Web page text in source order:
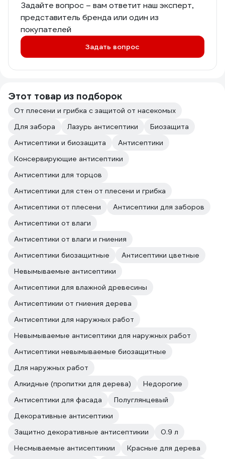
Задайте вопрос – вам ответит наш эксперт,
представитель бренда или один из
покупателей
Задать вопрос
Этот товар из подборок
От плесени и грибка с защитой от насекомых
Для забора
Лазурь антисептики
Биозащита
Антисептики и биозащита
Антисептики
Консервирующие антисептики
Антисептики для торцов
Антисептики для стен от плесени и грибка
Антисептики от плесени
Антисептики для заборов
Антисептики от влаги
Антисептики от влаги и гниения
Антисептики биозащитные
Антисептики цветные
Невымываемые антисептики
Антисептики для влажной древесины
Антисептикии от гниения дерева
Антисептики для наружных работ
Невымываемые антисептики для наружных работ
Антисептики невымываемые биозащитные
Для наружных работ
Алкидные (пропитки для дерева)
Недорогие
Антисептики для фасада
Полуглянцевый
Декоративные антисептики
Защитно декоративные антисептикии
0.9 л
Несмываемые антисептикии
Красные для дерева